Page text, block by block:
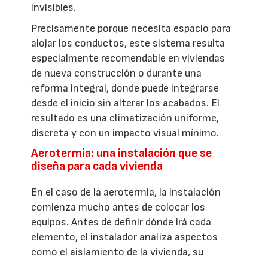
invisibles.
Precisamente porque necesita espacio para
alojar los conductos, este sistema resulta
especialmente recomendable en viviendas
de nueva construcción o durante una
reforma integral, donde puede integrarse
desde el inicio sin alterar los acabados. El
resultado es una climatización uniforme,
discreta y con un impacto visual mínimo.
Aerotermia: una instalación que se
diseña para cada vivienda
En el caso de la aerotermia, la instalación
comienza mucho antes de colocar los
equipos. Antes de definir dónde irá cada
elemento, el instalador analiza aspectos
como el aislamiento de la vivienda, su